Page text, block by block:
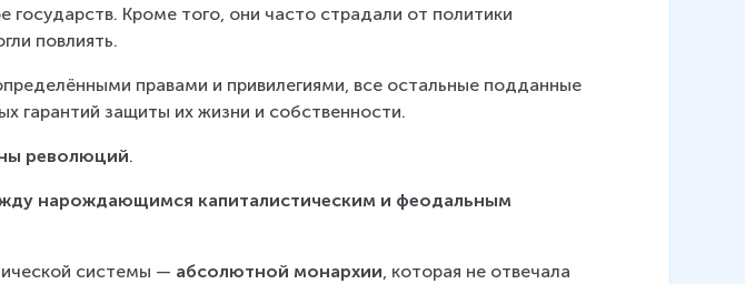
государств. Кроме того, они часто страдали от политики
повлиять.
правами и привилегиями, все остальные подданные
гарантий защиты их жизни и собственности.
революций.
нарождающимся капиталистическим и феодальным
системы — абсолютной монархии, которая не отвечала